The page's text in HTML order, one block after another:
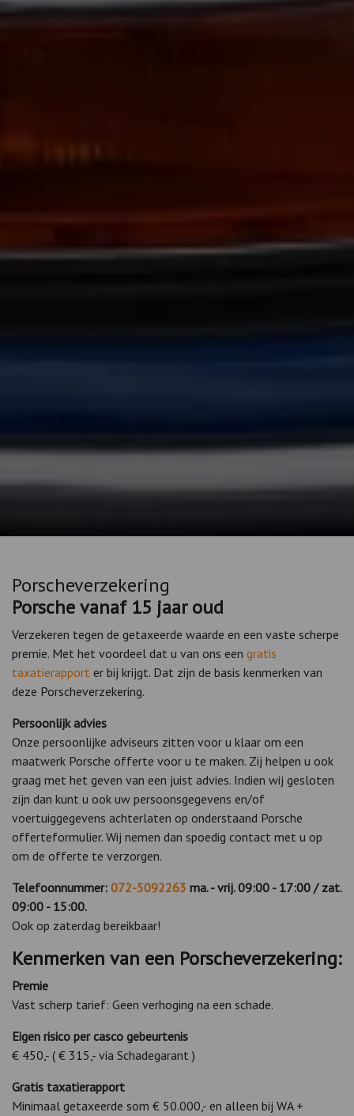
Porscheverzekering
Porsche vanaf 15 jaar oud
Verzekeren tegen de getaxeerde waarde en een vaste scherpe
premie. Met het voordeel dat u van ons een gratis
taxatierapport er bij krijgt. Dat zijn de basis kenmerken van
deze Porscheverzekering.
Persoonlijk advies
Onze persoonlijke adviseurs zitten voor u klaar om een
maatwerk Porsche offerte voor u te maken. Zij helpen u ook
graag met het geven van een juist advies. Indien wij gesloten
zijn dan kunt u ook uw persoonsgegevens en/of
voertuiggegevens achterlaten op onderstaand Porsche
offerteformulier. Wij nemen dan spoedig contact met u op
om de offerte te verzorgen.
Telefoonnummer: 072-5092263 ma. - vrij. 09:00 - 17:00 / zat.
09:00 - 15:00.
Ook op zaterdag bereikbaar!
Kenmerken van een Porscheverzekering:
Premie
Vast scherp tarief: Geen verhoging na een schade.
Eigen risico per casco gebeurtenis
€ 450,- ( € 315,- via Schadegarant )
Gratis taxatierapport
Minimaal getaxeerde som € 50.000,- en alleen bij WA +